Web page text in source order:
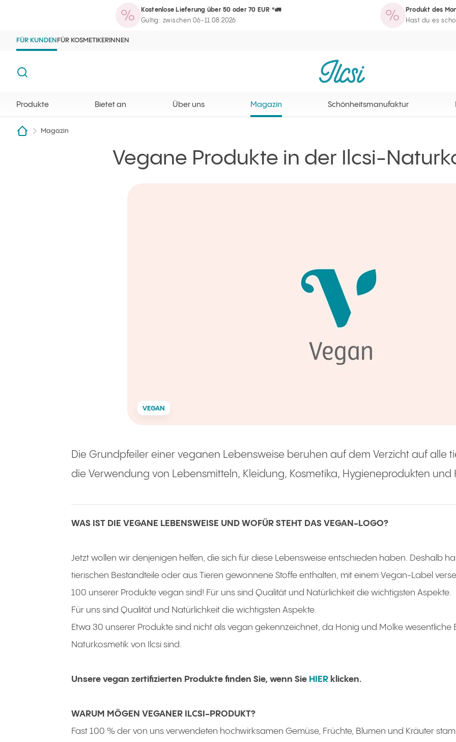
Kostenlose Lieferung über 50 oder 70 EUR *🚛
Gültig: zwischen 06-11.08.2026
Produkt des
Hast du es
Suchmaschine öffnen
ProdukteBietet anÜber unsMagazinSchönheitsmanufaktur Programm für
FÜR KUNDEN FÜR KOSMETIKERINNEN
Ilcsi Startseite
Suche
Produkte Bietet an Über uns Magazin Schönheitsmanufaktur
Ilcsi Startseite
Magazin
Vegane Produkte in der Ilcsi-Naturkosmetikserie
VEGAN
Vegane Produkte in der Ilcsi-
Die Grundpfeiler einer veganen Lebensweise beruhen auf dem Verzicht auf alle
die Verwendung von Lebensmitteln, Kleidung, Kosmetika, Hygieneprodukten
WAS IST DIE VEGANE LEBENSWEISE UND WOFÜR STEHT DAS VEGAN-LOGO?
Jetzt wollen wir denjenigen helfen, die sich für diese Lebensweise entschieden haben. Deshalb
tierischen Bestandteile oder aus Tieren gewonnene Stoffe enthalten, mit einem Vegan-Label
100 unserer Produkte vegan sind! Für uns sind Qualität und Natürlichkeit die wichtigsten Aspekte.
Für uns sind Qualität und Natürlichkeit die wichtigsten Aspekte.
Etwa 30 unserer Produkte sind nicht als vegan gekennzeichnet, da Honig und Molke
Naturkosmetik von Ilcsi sind.
Unsere vegan zertifizierten Produkte finden Sie, wenn Sie HIER klicken.
WARUM MÖGEN VEGANER ILCSI-PRODUKT?
Fast 100 % der von uns verwendeten hochwirksamen Gemüse, Früchte, Blumen und Kräuter